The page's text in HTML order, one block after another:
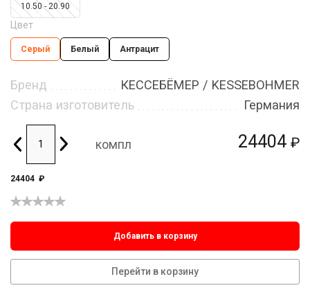
24404 ₽
10.50 - 20.90
Цвет
Серый Белый Антрацит
Бренд
КЕССЕБЁМЕР / KESSEBOHMER
Страна изготовитель
Германия
компл
24404 ₽
Добавить в корзину
Перейти в корзину